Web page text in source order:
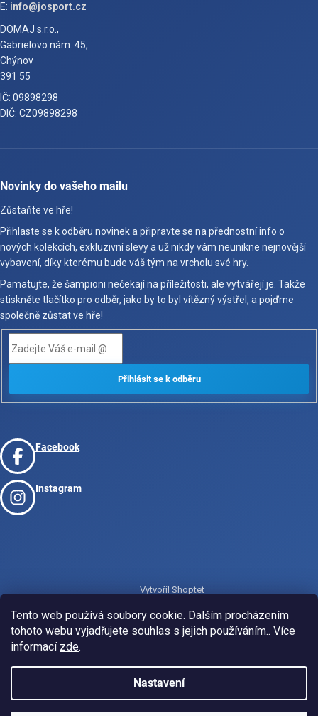
Tento web používá soubory cookie. Dalším procházením
tohoto webu vyjadřujete souhlas s jejich používáním.. Více
informací zde.
Nastavení
E: info@josport.cz
DOMAJ s.r.o.,
Gabrielovo nám. 45,
Chýnov
391 55
IČ: 09898298
DIČ: CZ09898298
Novinky do vašeho mailu
Zůstaňte ve hře!
Přihlaste se k odběru novinek a připravte se na přednostní info o
nových kolekcích, exkluzivní slevy a už nikdy vám neunikne nejnovější
vybavení, díky kterému bude váš tým na vrcholu své hry.
Pamatujte, že šampioni nečekají na příležitosti, ale vytvářejí je. Takže
stiskněte tlačítko pro odběr, jako by to byl vítězný výstřel, a pojďme
společně zůstat ve hře!
Facebook
Instagram
Vytvořil Shoptet
Copyright 2026www.josport.cz. Všechna práva vyhrazena.